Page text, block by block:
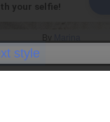
your selfie!
By
style